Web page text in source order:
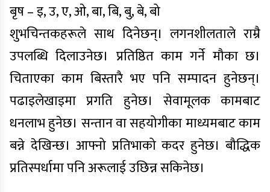
बृष – इ, उ, ए, ओ, बा, बि, बु, बे, बो
शुभचिन्तकहरूले साथ दिनेछन्। लगनशीलताले राम्रै
उपलब्धि दिलाउनेछ। प्रतिष्ठित काम गर्ने मौका छ।
चिताएका काम बिस्तारै भए पनि सम्पादन हुनेछन्।
पढाइलेखाइमा प्रगति हुनेछ। सेवामूलक कामबाट
धनलाभ हुनेछ। सन्तान वा सहयोगीका माध्यमबाट काम
बन्ने देखिन्छ। आफ्नो प्रतिभाको कदर हुनेछ। बौद्धिक
प्रतिस्पर्धामा पनि अरूलाई उछिन्न सकिनेछ।